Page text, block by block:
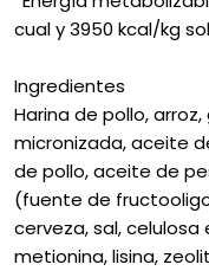
cual y 3950 kcal/kg
Ingredientes
Harina de pollo,
micronizada, aceite
de pollo, aceite de
(fuente de
cerveza, sal,
metionina, lisina,